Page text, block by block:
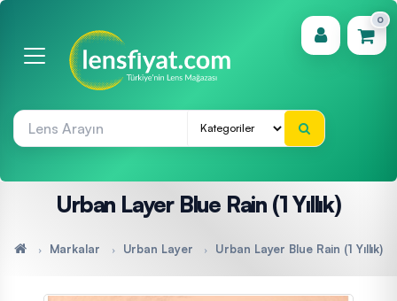
0
(0)
Urban Layer Blue Rain (1 Yıllık)
Markalar Urban Layer Urban Layer Blue Rain (1 Yıllık)